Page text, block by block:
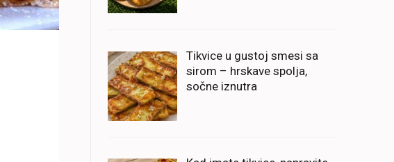
Tikvice u gustoj smesi sa
sirom – hrskave spolja,
sočne iznutra